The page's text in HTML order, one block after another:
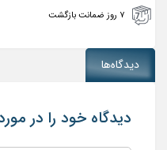
۷ روز ضمانت بازگشت
دیدگاه‌ها
دیدگاه خود را در